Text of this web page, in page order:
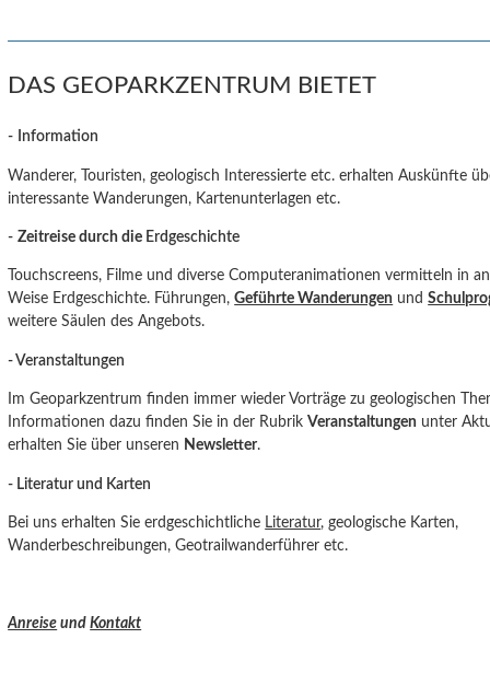
DAS GEOPARKZENTRUM BIETET
- Information
Wanderer, Touristen, geologisch Interessierte etc. erhalten Auskünfte
interessante Wanderungen, Kartenunterlagen etc.
- Zeitreise durch die Erdgeschichte
Touchscreens, Filme und diverse Computeranimationen vermitteln in
Weise Erdgeschichte. Führungen,Geführte Wanderungen und
weitere Säulen des Angebots.
- Veranstaltungen
Im Geoparkzentrum finden immer wieder Vorträge zu geologischen
Informationen dazu finden Sie in der RubrikVeranstaltungen unter
erhalten Sie über unseren Newsletter.
- Literatur und Karten
Bei uns erhalten Sie erdgeschichtliche Literatur, geologische Karten,
Wanderbeschreibungen, Geotrailwanderführer etc.
Anreise undKontakt